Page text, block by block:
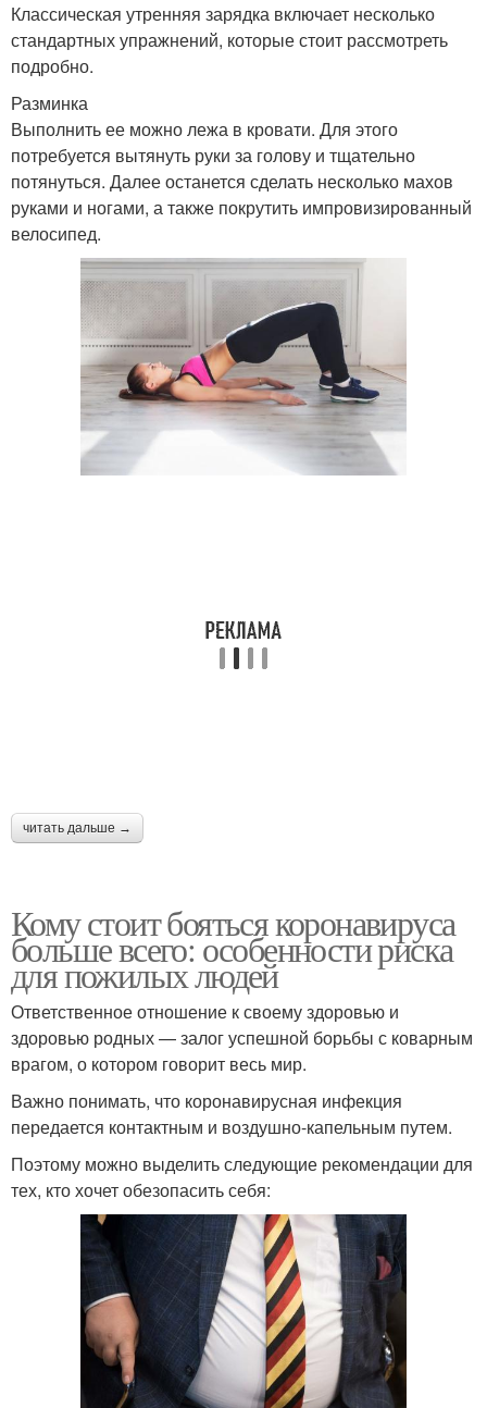
Классическая утренняя зарядка включает несколько
стандартных упражнений, которые стоит рассмотреть
подробно.
Разминка
Выполнить ее можно лежа в кровати. Для этого
потребуется вытянуть руки за голову и тщательно
потянуться. Далее останется сделать несколько махов
руками и ногами, а также покрутить импровизированный
велосипед.
читать дальше →
Кому стоит бояться коронавируса
больше всего: особенности риска
для пожилых людей
Ответственное отношение к своему здоровью и
здоровью родных — залог успешной борьбы с коварным
врагом, о котором говорит весь мир.
Важно понимать, что коронавирусная инфекция
передается контактным и воздушно-капельным путем.
Поэтому можно выделить следующие рекомендации для
тех, кто хочет обезопасить себя: